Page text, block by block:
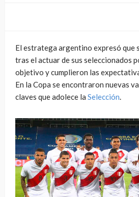
El estratega argentino expresó que
tras el actuar de sus seleccionados
objetivo y cumplieron las
En la Copa se encontraron nuevas
claves que adolece la Selección.